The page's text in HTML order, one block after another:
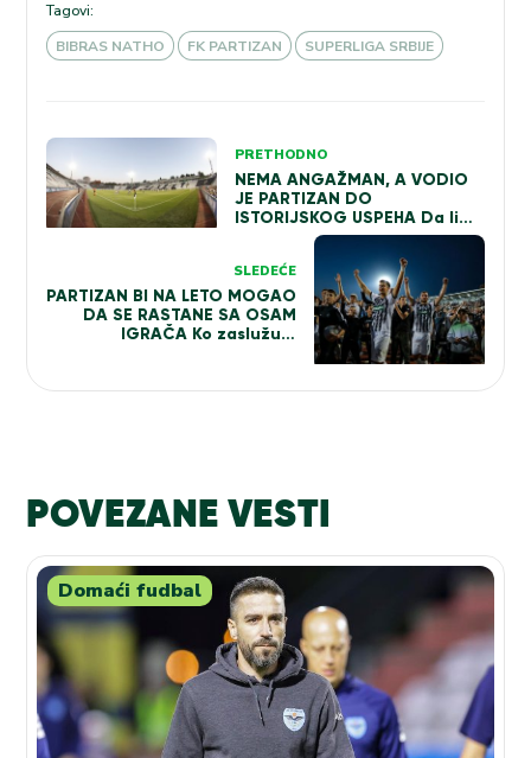
Tagovi:
BIBRAS NATHO
FK PARTIZAN SUPERLIGA SRBIJE
Kretanje
članka
PRETHODNO
NEMA ANGAŽMAN, A VODIO
JE PARTIZAN DO
ISTORIJSKOG USPEHA Da li
uprava crno-belih treba da
ga razmotri kao opciju za
trenera?
SLEDEĆE
PARTIZAN BI NA LETO MOGAO
DA SE RASTANE SA OSAM
IGRAČA Ko zaslužuje
POVEZANE VESTI
Domaći fudbal